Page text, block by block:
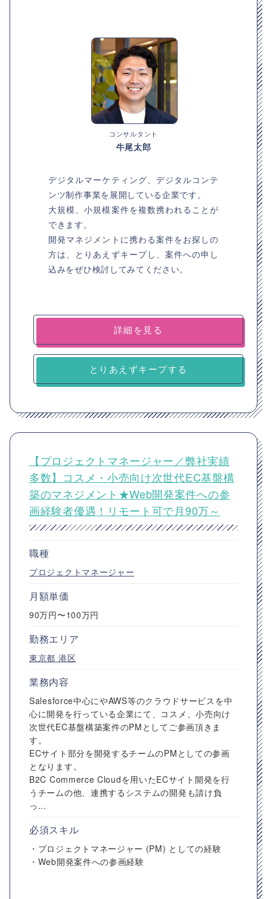
コンサルタント
牛尾太郎
デジタルマーケティング、デジタルコンテ
ンツ制作事業を展開している企業です。
大規模、小規模案件を複数携われることが
できます。
開発マネジメントに携わる案件をお探しの
方は、とりあえずキープし、案件への申し
込みをぜひ検討してみてください。
詳細を見る
とりあえずキープする
【プロジェクトマネージャー／弊社実績
多数】コスメ・小売向け次世代EC基盤構
築のマネジメント★Web開発案件への参
画経験者優遇！リモート可で月90万～
職種
プロジェクトマネージャー
月額単価
90万円〜100万円
勤務エリア
東京都 港区
業務内容
Salesforce中心にやAWS等のクラウドサービスを中
心に開発を行っている企業にて、コスメ、小売向け
次世代EC基盤構築案件のPMとしてご参画頂きま
す。
ECサイト部分を開発するチームのPMとしての参画
となります。
B2C Commerce Cloudを用いたECサイト開発を行
うチームの他、連携するシステムの開発も請け負
っ...
必須スキル
・プロジェクトマネージャー (PM) としての経験
・Web開発案件への参画経験